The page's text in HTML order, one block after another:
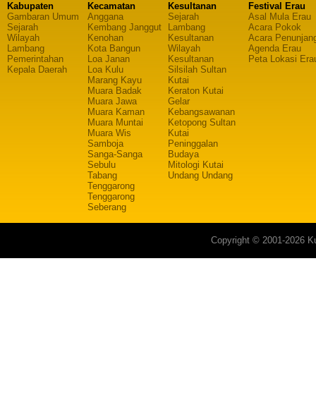
Kabupaten
Gambaran Umum
Sejarah
Wilayah
Lambang
Pemerintahan
Kepala Daerah
Kecamatan
Anggana
Kembang Janggut
Kenohan
Kota Bangun
Loa Janan
Loa Kulu
Marang Kayu
Muara Badak
Muara Jawa
Muara Kaman
Muara Muntai
Muara Wis
Samboja
Sanga-Sanga
Sebulu
Tabang
Tenggarong
Tenggarong
Seberang
Kesultanan
Sejarah
Lambang
Kesultanan
Wilayah
Kesultanan
Silsilah Sultan
Kutai
Keraton Kutai
Gelar
Kebangsawanan
Ketopong Sultan
Kutai
Peninggalan
Budaya
Mitologi Kutai
Undang Undang
Festival Erau
Asal Mula Erau
Acara Pokok
Acara
Agenda Erau
Peta Lokasi
Copyright © 2001-2026